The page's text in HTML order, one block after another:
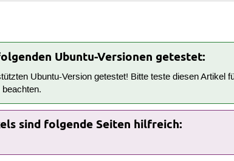
Ubuntu-Versionen getestet:
Ubuntu-Version getestet! Bitte teste diesen
beachten.
sind folgende Seiten hilfreich: